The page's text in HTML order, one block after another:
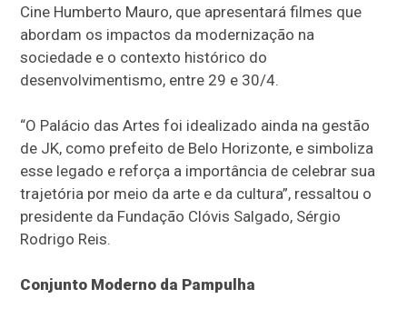
Cine Humberto Mauro, que apresentará filmes que
abordam os impactos da modernização na
sociedade e o contexto histórico do
desenvolvimentismo, entre 29 e 30/4.
“O Palácio das Artes foi idealizado ainda na gestão
de JK, como prefeito de Belo Horizonte, e simboliza
esse legado e reforça a importância de celebrar sua
trajetória por meio da arte e da cultura”, ressaltou o
presidente da Fundação Clóvis Salgado, Sérgio
Rodrigo Reis.
Conjunto Moderno da Pampulha